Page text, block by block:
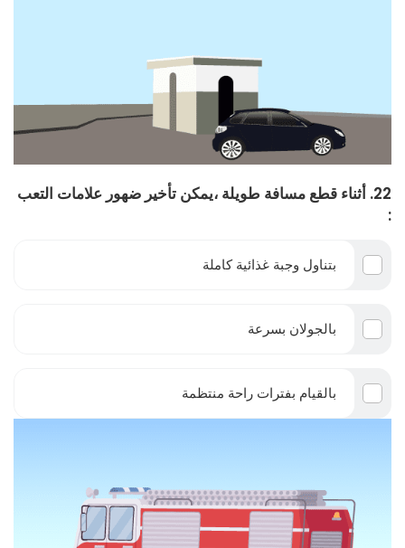
22. أثناء قطع مسافة طويلة ،يمكن تأخير ضهور علامات التعب
:
بتناول وجبة غذائية كاملة
بالجولان بسرعة
بالقيام بفترات راحة منتظمة